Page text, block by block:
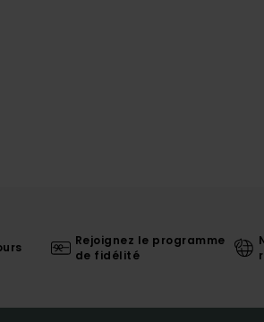
Rejoignez le programme
de fidélité